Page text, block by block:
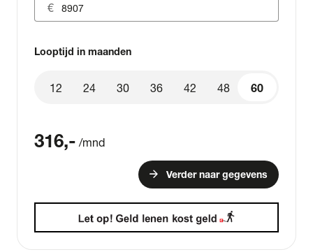
Looptijd in maanden
60
12 24 30 36 42 48 60
316,- /mnd
arrow_forward Verder naar gegevens